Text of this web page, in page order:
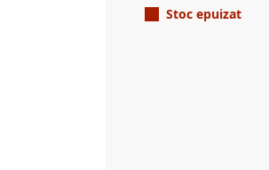
Stoc epuizat